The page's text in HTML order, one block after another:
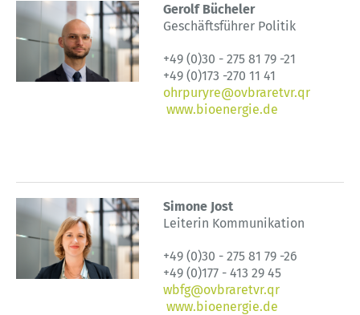
Gerolf Bücheler
Geschäftsführer Politik
+49 (0)30 - 275 81 79 -21
+49 (0)173 -270 11 41
ohrpuryre@ovbraretvr.qr
www.bioenergie.de
Simone Jost
Leiterin Kommunikation
+49 (0)30 - 275 81 79 -26
+49 (0)177 - 413 29 45
wbfg@ovbraretvr.qr
www.bioenergie.de